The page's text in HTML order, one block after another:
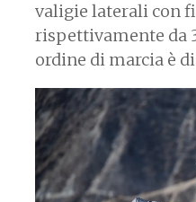
valigie laterali con
rispettivamente da
ordine di marcia è di